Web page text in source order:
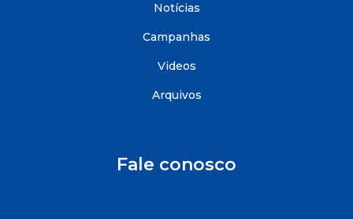
Notícias
Campanhas
Videos
Arquivos
Fale conosco